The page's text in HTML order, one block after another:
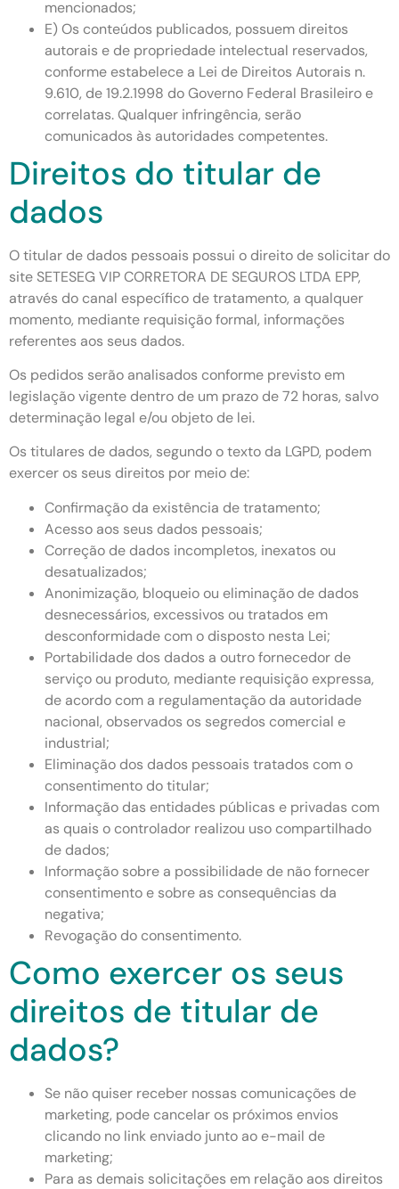
mencionados;
E) Os conteúdos publicados, possuem direitos
autorais e de propriedade intelectual reservados,
conforme estabelece a Lei de Direitos Autorais n.
9.610, de 19.2.1998 do Governo Federal Brasileiro e
correlatas. Qualquer infringência, serão
comunicados às autoridades competentes.
Direitos do titular de
dados
O titular de dados pessoais possui o direito de solicitar do
site SETESEG VIP CORRETORA DE SEGUROS LTDA EPP,
através do canal específico de tratamento, a qualquer
momento, mediante requisição formal, informações
referentes aos seus dados.
Os pedidos serão analisados conforme previsto em
legislação vigente dentro de um prazo de 72 horas, salvo
determinação legal e/ou objeto de lei.
Os titulares de dados, segundo o texto da LGPD, podem
exercer os seus direitos por meio de:
Confirmação da existência de tratamento;
Acesso aos seus dados pessoais;
Correção de dados incompletos, inexatos ou
desatualizados;
Anonimização, bloqueio ou eliminação de dados
desnecessários, excessivos ou tratados em
desconformidade com o disposto nesta Lei;
Portabilidade dos dados a outro fornecedor de
serviço ou produto, mediante requisição expressa,
de acordo com a regulamentação da autoridade
nacional, observados os segredos comercial e
industrial;
Eliminação dos dados pessoais tratados com o
consentimento do titular;
Informação das entidades públicas e privadas com
as quais o controlador realizou uso compartilhado
de dados;
Informação sobre a possibilidade de não fornecer
consentimento e sobre as consequências da
negativa;
Revogação do consentimento.
Como exercer os seus
direitos de titular de
dados?
Se não quiser receber nossas comunicações de
marketing, pode cancelar os próximos envios
clicando no link enviado junto ao e-mail de
marketing;
Para as demais solicitações em relação aos direitos